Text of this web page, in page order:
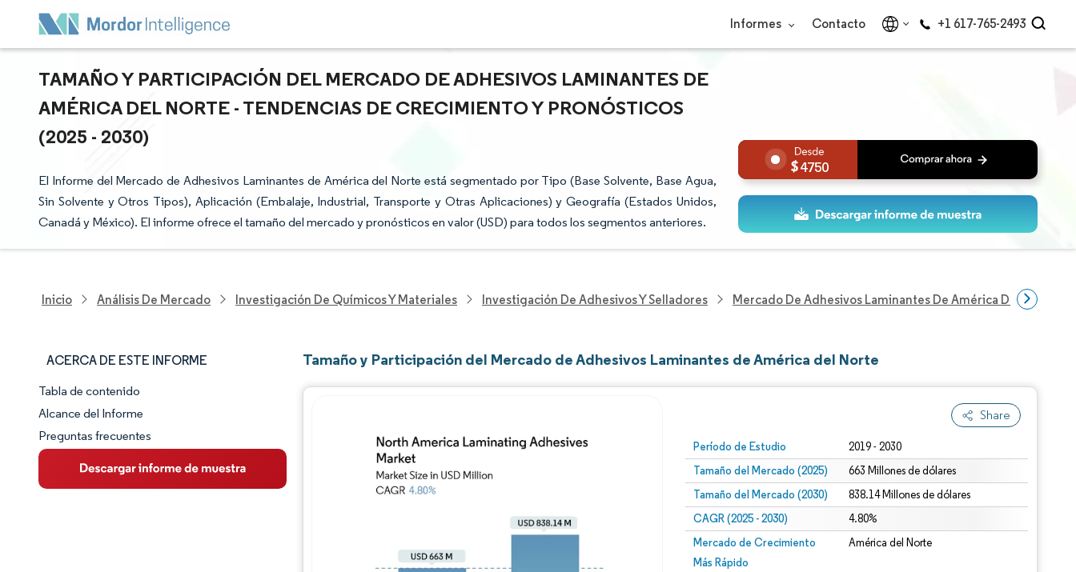
Informes Contacto +1 617-765-2493
TAMAÑO Y PARTICIPACIÓN DEL MERCADO DE ADHESIVOS LAMINANTES DE
AMÉRICA DEL NORTE - TENDENCIAS DE CRECIMIENTO Y PRONÓSTICOS
(2025 - 2030)
El Informe del Mercado de Adhesivos Laminantes de América del Norte está segmentado por Tipo (Base Solvente, Base Agua,
Sin Solvente y Otros Tipos), Aplicación (Embalaje, Industrial, Transporte y Otras Aplicaciones) y Geografía (Estados Unidos,
Canadá y México). El informe ofrece el tamaño del mercado y pronósticos en valor (USD) para todos los segmentos anteriores.
4750
Inicio Análisis De Mercado Investigación De Químicos Y Materiales Investigación De Adhesivos Y Selladores Mercado De Adhesivos Laminantes De América Del Norte
ACERCA DE ESTE INFORME
Panorama del Mercado
Visión General del Mercado
Tendencias Principales del Mercado
Tabla de contenido
Alcance del Informe
Preguntas frecuentes
Tamaño y Participación del Mercado de Adhesivos Laminantes de América del Norte
Share
Período de Estudio 2019 - 2030
Tamaño del Mercado (2025) 663 Millones de dólares
Tamaño del Mercado (2030) 838.14 Millones de dólares
CAGR (2025 - 2030) 4.80%
Mercado de Crecimiento
Más Rápido
América del Norte